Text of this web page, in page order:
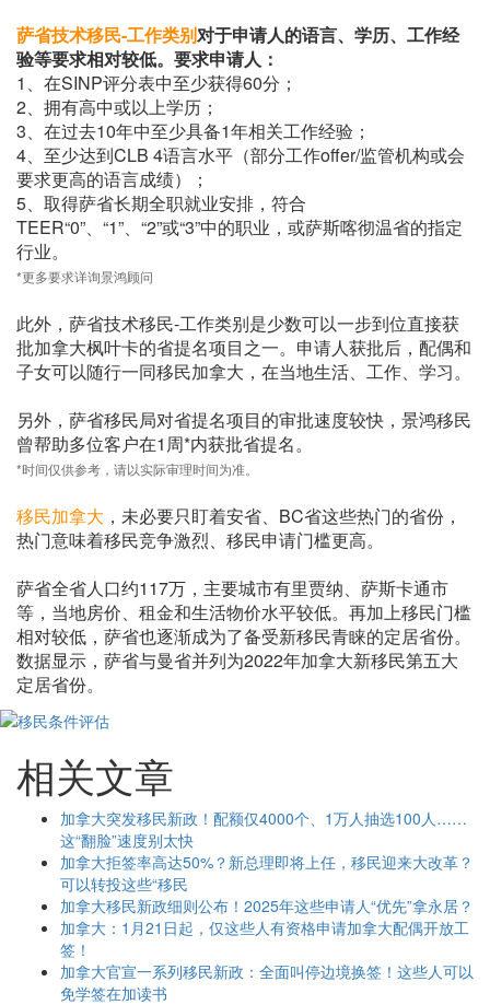
萨省技术移民-工作类别对于申请人的语言、学历、工作经
验等要求相对较低。要求申请人：
1、在SINP评分表中至少获得60分；
2、拥有高中或以上学历；
3、在过去10年中至少具备1年相关工作经验；
4、至少达到CLB 4语言水平（部分工作offer/监管机构或会
要求更高的语言成绩）；
5、取得萨省长期全职就业安排，符合
TEER“0”、“1”、“2”或“3”中的职业，或萨斯喀彻温省的指定
行业。
*更多要求详询景鸿顾问
此外，萨省技术移民-工作类别是少数可以一步到位直接获
批加拿大枫叶卡的省提名项目之一。申请人获批后，配偶和
子女可以随行一同移民加拿大，在当地生活、工作、学习。
另外，萨省移民局对省提名项目的审批速度较快，景鸿移民
曾帮助多位客户在1周*内获批省提名。
*时间仅供参考，请以实际审理时间为准。
移民加拿大 ，未必要只盯着安省、BC省这些热门的省份，
热门意味着移民竞争激烈、移民申请门槛更高。
萨省全省人口约117万，主要城市有里贾纳、萨斯卡通市
等，当地房价、租金和生活物价水平较低。再加上移民门槛
相对较低，萨省也逐渐成为了备受新移民青睐的定居省份。
数据显示，萨省与曼省并列为2022年加拿大新移民第五大
定居省份。
相关文章
加拿大突发移民新政！配额仅4000个、1万人抽选100人……
这“翻脸”速度别太快
加拿大拒签率高达50%？新总理即将上任，移民迎来大改革？
可以转投这些“移民
加拿大移民新政细则公布！2025年这些申请人“优先”拿永居？
加拿大：1月21日起，仅这些人有资格申请加拿大配偶开放工
签！
加拿大官宣一系列移民新政：全面叫停边境换签！这些人可以
免学签在加读书